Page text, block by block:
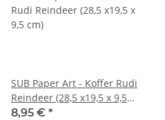
SUB Paper Art - Koffer Rudi
Reindeer (28,5 x19,5 x 9,5
cm)
8,95 € *